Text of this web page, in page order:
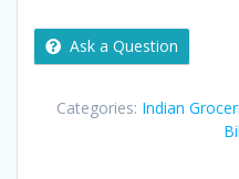
Ask a Question
Categories: Indian